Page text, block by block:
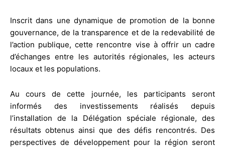
Inscrit dans une dynamique de promotion de la bonne
gouvernance, de la transparence et de la redevabilité de
l’action publique, cette rencontre vise à offrir un cadre
d’échanges entre les autorités régionales, les acteurs
locaux et les populations.
Au cours de cette journée, les participants seront
informés des investissements réalisés depuis
l’installation de la Délégation spéciale régionale, des
résultats obtenus ainsi que des défis rencontrés. Des
perspectives de développement pour la région seront